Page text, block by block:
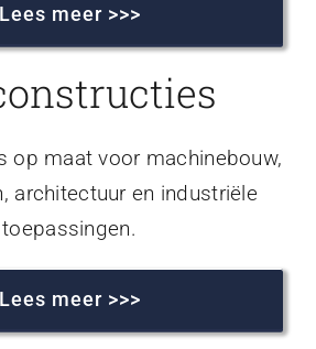
Lees meer >>>
op maat voor machinebouw,
architectuur en industriële
toepassingen.
Lees meer >>>